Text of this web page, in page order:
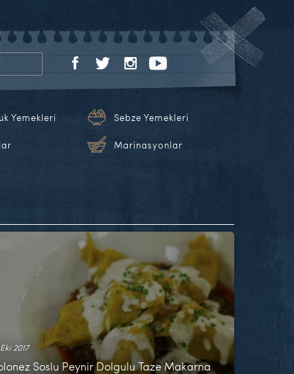
Yemekleri Sebze Yemekleri
Marinasyonlar
2017
Soslu Peynir Dolgulu Taze Makarna